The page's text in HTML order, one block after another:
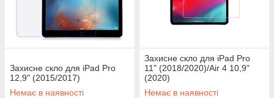
Захисне скло для iPad Pro
12,9" (2015/2017)
Немає в наявності
Захисне скло для iPad Pro
11" (2018/2020)/Air 4 10,9"
(2020)
Немає в наявності